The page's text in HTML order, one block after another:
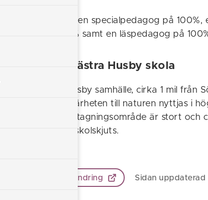
På skolan finns en specialpedagog på
kurator på 40% samt en läspedagog på
Här ligger Västra Husby skola
Mitt i Västra Husby samhälle, cirka 1 mil
Husby skola. Närheten till naturen nyttjas i
fritidshem. Upptagningsområde är stort och
till skolan med skolskjuts.
Föreslå en ändring Sidan